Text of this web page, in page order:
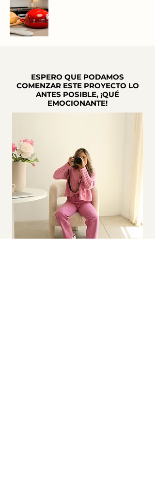
ESPERO QUE PODAMOS
COMENZAR ESTE PROYECTO LO
ANTES POSIBLE, ¡QUÉ
EMOCIONANTE!